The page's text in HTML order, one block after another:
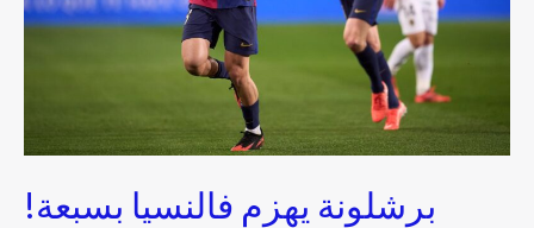
!برشلونة يهزم فالنسيا بسبعة